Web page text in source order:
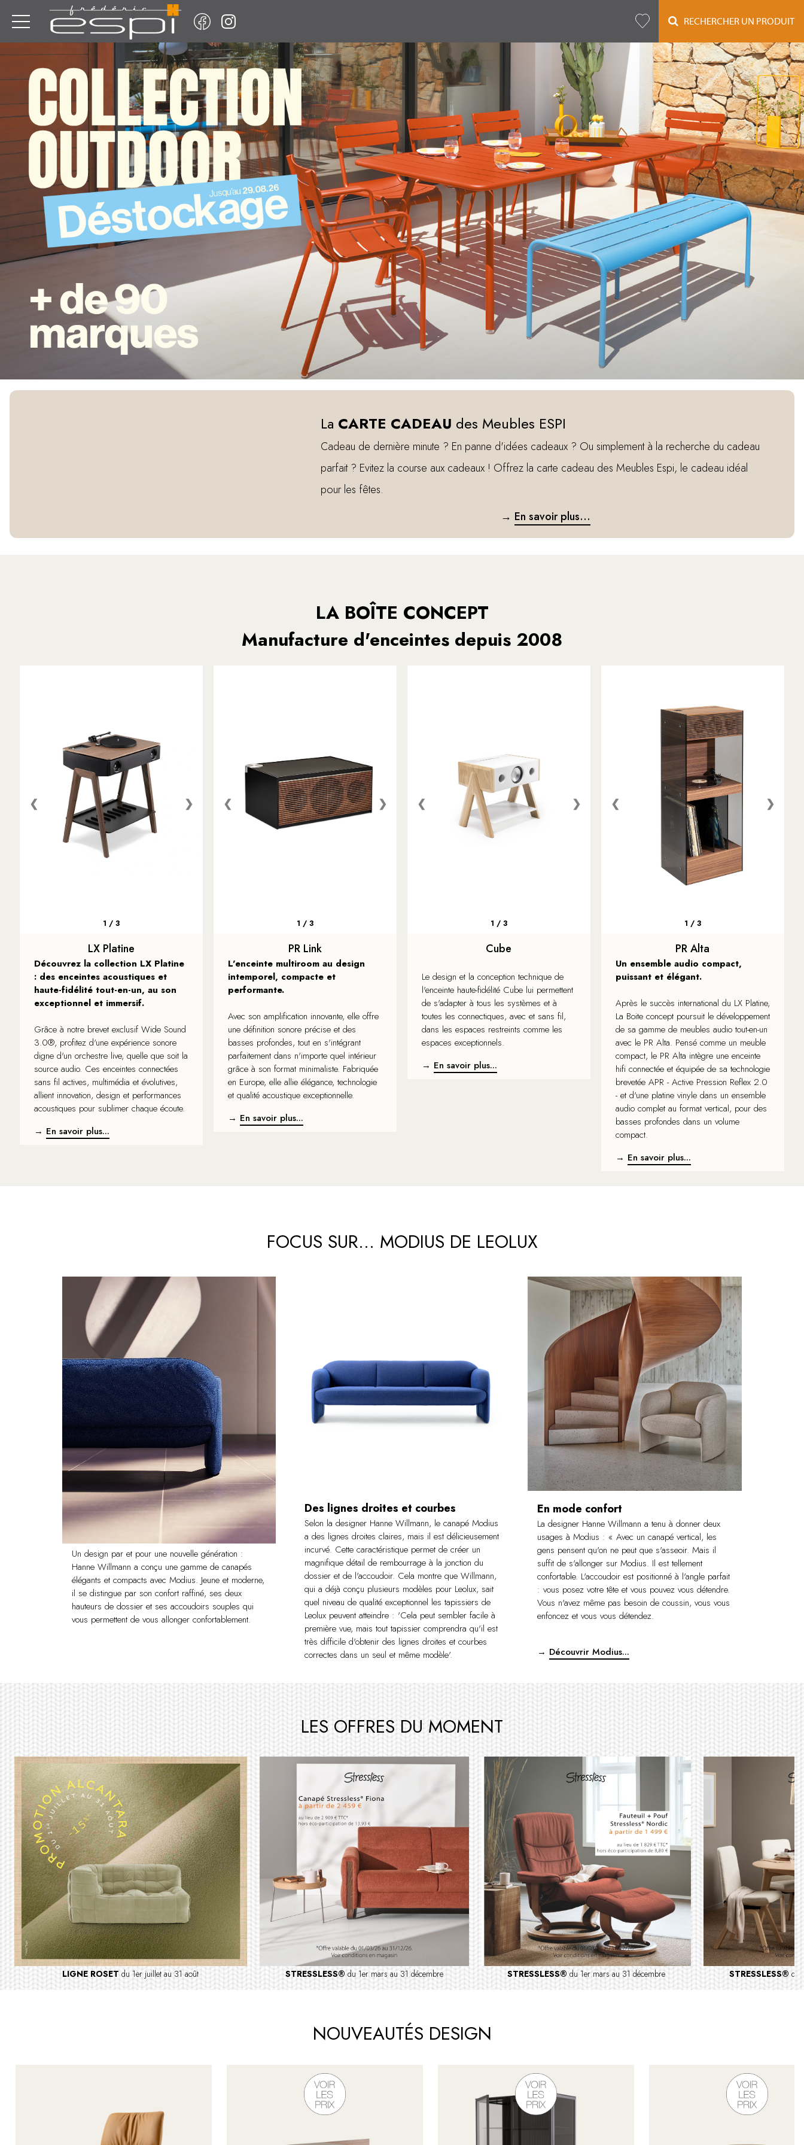
RECHERCHER UN PRODUIT
La CARTE CADEAU des Meubles ESPI
Cadeau de dernière minute ? En panne d'idées cadeaux ? Ou simplement à la recherche du cadeau
parfait ? Evitez la course aux cadeaux ! Offrez la carte cadeau des Meubles Espi, le cadeau idéal
pour les fêtes.
→ En savoir plus...
LA BOÎTE CONCEPT
Manufacture d'enceintes depuis 2008
1 / 3
❮ ❯
LX Platine
Découvrez la collection LX Platine
: des enceintes acoustiques et
haute-fidélité tout-en-un, au son
exceptionnel et immersif.
Grâce à notre brevet exclusif Wide Sound
3.0®, profitez d'une expérience sonore
digne d'un orchestre live, quelle que soit la
source audio. Ces enceintes connectées
sans fil actives, multimédia et évolutives,
allient innovation, design et performances
acoustiques pour sublimer chaque écoute.
→ En savoir plus...
1 / 3
❮ ❯
PR Link
L'enceinte multiroom au design
intemporel, compacte et
performante.
Avec son amplification innovante, elle offre
une définition sonore précise et des
basses profondes, tout en s'intégrant
parfaitement dans n'importe quel intérieur
grâce à son format minimaliste. Fabriquée
en Europe, elle allie élégance, technologie
et qualité acoustique exceptionnelle.
→ En savoir plus...
1 / 3
❮ ❯
Cube
Le design et la conception technique de
l'enceinte haute-fidélité Cube lui permettent
de s'adapter à tous les systèmes et à
toutes les connectiques, avec et sans fil,
dans les espaces restreints comme les
espaces exceptionnels.
→ En savoir plus...
1 / 3
❮ ❯
PR Alta
Un ensemble audio compact,
puissant et élégant.
Après le succès international du LX Platine,
La Boite concept poursuit le développement
de sa gamme de meubles audio tout-en-un
avec le PR Alta. Pensé comme un meuble
compact, le PR Alta intègre une enceinte
hifi connectée et équipée de sa technologie
brevetée APR - Active Pression Reflex 2.0
- et d'une platine vinyle dans un ensemble
audio complet au format vertical, pour des
basses profondes dans un volume
compact.
→ En savoir plus...
FOCUS SUR... MODIUS DE LEOLUX
Un design par et pour une nouvelle génération :
Hanne Willmann a conçu une gamme de canapés
élégants et compacts avec Modius. Jeune et moderne,
il se distingue par son confort raffiné, ses deux
hauteurs de dossier et ses accoudoirs souples qui
vous permettent de vous allonger confortablement.
Des lignes droites et courbes
Selon la designer Hanne Willmann, le canapé Modius
a des lignes droites claires, mais il est délicieusement
incurvé. Cette caractéristique permet de créer un
magnifique détail de rembourrage à la jonction du
dossier et de l'accoudoir. Cela montre que Willmann,
qui a déjà conçu plusieurs modèles pour Leolux, sait
quel niveau de qualité exceptionnel les tapissiers de
Leolux peuvent atteindre : 'Cela peut sembler facile à
première vue, mais tout tapissier comprendra qu'il est
très difficile d'obtenir des lignes droites et courbes
correctes dans un seul et même modèle'.
En mode confort
La designer Hanne Willmann a tenu à donner deux
usages à Modius : « Avec un canapé vertical, les
gens pensent qu'on ne peut que s'asseoir. Mais il
suffit de s'allonger sur Modius. Il est tellement
confortable. L'accoudoir est positionné à l'angle parfait
: vous posez votre tête et vous pouvez vous détendre.
Vous n'avez même pas besoin de coussin, vous vous
enfoncez et vous vous détendez.
→ Découvrir Modius...
LES OFFRES DU MOMENT
LIGNE ROSETdu 1er juillet au 31 août STRESSLESS®du 1er mars au 31 décembre STRESSLESS® du 1er mars au 31 décembre STRESSLESS® du
NOUVEAUTÉS DESIGN